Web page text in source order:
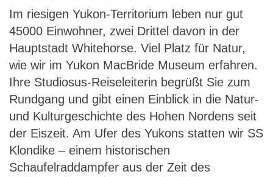
Im riesigen Yukon-Territorium leben nur gut
45000 Einwohner, zwei Drittel davon in der
Hauptstadt Whitehorse. Viel Platz für Natur,
wie wir im Yukon MacBride Museum erfahren.
Ihre Studiosus-Reiseleiterin begrüßt Sie zum
Rundgang und gibt einen Einblick in die Natur-
und Kulturgeschichte des Hohen Nordens seit
der Eiszeit. Am Ufer des Yukons statten wir SS
Klondike – einem historischen
Schaufelraddampfer aus der Zeit des